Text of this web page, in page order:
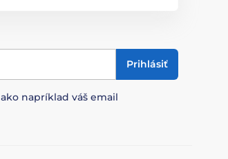
Prihlásiť
ako napríklad váš email